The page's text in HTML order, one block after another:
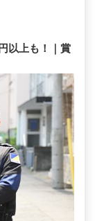
以上も！｜賞